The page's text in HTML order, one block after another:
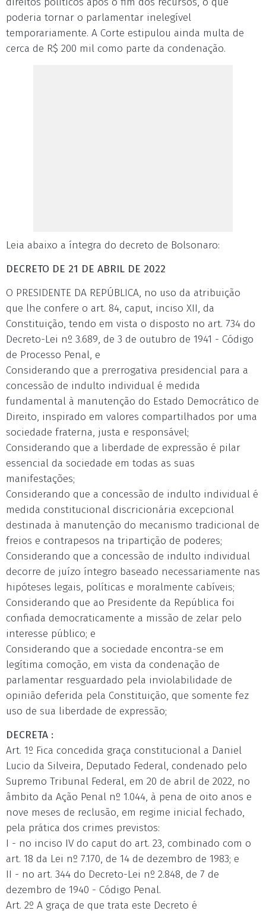
poderia tornar o parlamentar inelegível
temporariamente. A Corte estipulou ainda multa de
cerca de R$ 200 mil como parte da condenação.
Leia abaixo a íntegra do decreto de Bolsonaro:
DECRETO DE 21 DE ABRIL DE 2022
O PRESIDENTE DA REPÚBLICA, no uso da atribuição
que lhe confere o art. 84, caput, inciso XII, da
Constituição, tendo em vista o disposto no art. 734 do
Decreto-Lei nº 3.689, de 3 de outubro de 1941 - Código
de Processo Penal, e
Considerando que a prerrogativa presidencial para a
concessão de indulto individual é medida
fundamental à manutenção do Estado Democrático de
Direito, inspirado em valores compartilhados por uma
sociedade fraterna, justa e responsável;
Considerando que a liberdade de expressão é pilar
essencial da sociedade em todas as suas
manifestações;
Considerando que a concessão de indulto individual é
medida constitucional discricionária excepcional
destinada à manutenção do mecanismo tradicional de
freios e contrapesos na tripartição de poderes;
Considerando que a concessão de indulto individual
decorre de juízo íntegro baseado necessariamente nas
hipóteses legais, políticas e moralmente cabíveis;
Considerando que ao Presidente da República foi
confiada democraticamente a missão de zelar pelo
interesse público; e
Considerando que a sociedade encontra-se em
legítima comoção, em vista da condenação de
parlamentar resguardado pela inviolabilidade de
opinião deferida pela Constituição, que somente fez
uso de sua liberdade de expressão;
DECRETA :
Art. 1º Fica concedida graça constitucional a Daniel
Lucio da Silveira, Deputado Federal, condenado pelo
Supremo Tribunal Federal, em 20 de abril de 2022, no
âmbito da Ação Penal nº 1.044, à pena de oito anos e
nove meses de reclusão, em regime inicial fechado,
pela prática dos crimes previstos:
I - no inciso IV do caput do art. 23, combinado com o
art. 18 da Lei nº 7.170, de 14 de dezembro de 1983; e
II - no art. 344 do Decreto-Lei nº 2.848, de 7 de
dezembro de 1940 - Código Penal.
Art. 2º A graça de que trata este Decreto é